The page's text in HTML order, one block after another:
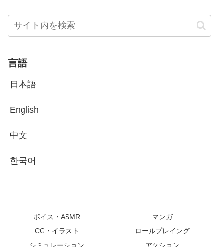
言語
日本語
English
中文
한국어
ボイス・ASMR
マンガ
CG・イラスト
ロールプレイング
シミュレーション
アクション